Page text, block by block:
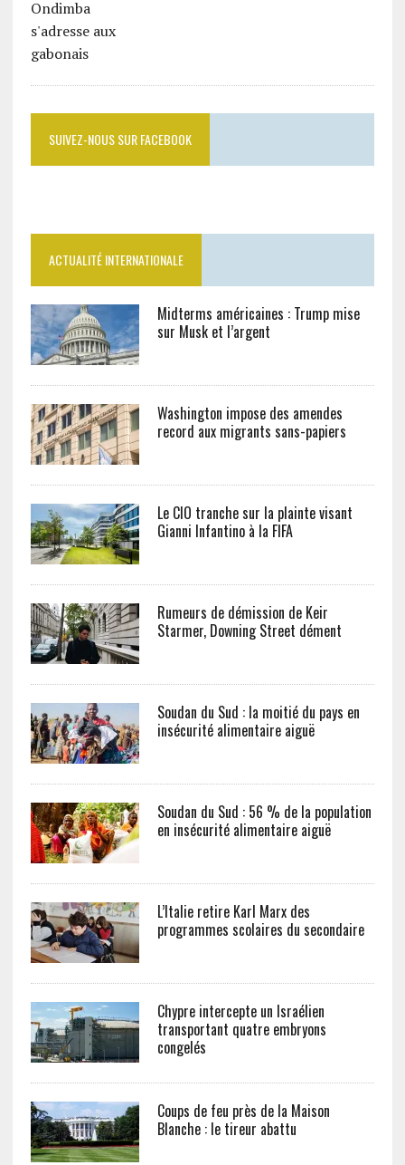
SUIVEZ-NOUS SUR FACEBOOK
ACTUALITÉ INTERNATIONALE
Midterms américaines : Trump mise
sur Musk et l’argent
Washington impose des amendes
record aux migrants sans-papiers
Le CIO tranche sur la plainte visant
Gianni Infantino à la FIFA
Rumeurs de démission de Keir
Starmer, Downing Street dément
Soudan du Sud : la moitié du pays en
insécurité alimentaire aiguë
Soudan du Sud : 56 % de la population
en insécurité alimentaire aiguë
L’Italie retire Karl Marx des
programmes scolaires du secondaire
Chypre intercepte un Israélien
transportant quatre embryons
congelés
Coups de feu près de la Maison
Blanche : le tireur abattu